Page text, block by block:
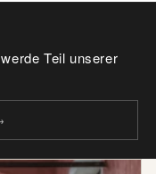
Teil unserer